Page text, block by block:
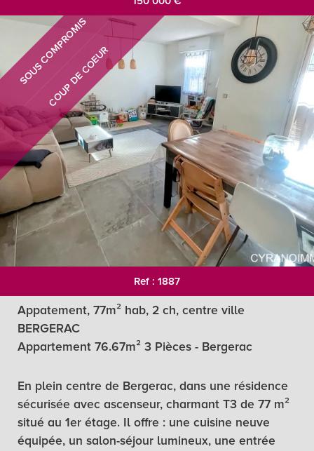
SOUS COMPROMIS
COUP DE COEUR
Ref : 1887
Appatement, 77m² hab, 2 ch, centre ville
BERGERAC
Appartement 76.67m² 3 Pièces - Bergerac
En plein centre de Bergerac, dans une résidence
sécurisée avec ascenseur, charmant T3 de 77 m²
situé au 1er étage. Il offre : une cuisine neuve
équipée, un salon-séjour lumineux, une entrée